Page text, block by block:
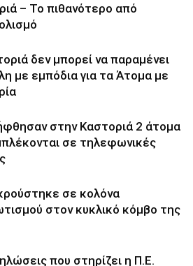
– Το πιθανότερο από
δεν μπορεί να παραμένει
με εμπόδια για τα Άτομα με
στην Καστοριά 2 άτομα
σε τηλεφωνικές
σε κολόνα
στον κυκλικό κόμβο της
που στηρίζει η Π.Ε.